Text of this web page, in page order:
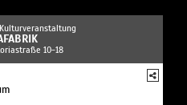
Kulturveranstaltung
10-18